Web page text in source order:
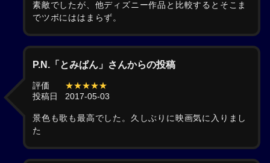
素敵でしたが、他ディズニー作品と比較するとそこま
でツボにははまらず。
P.N.「とみぱん」さんからの投稿
評価
★★★★★
投稿日
2017-05-03
景色も歌も最高でした。久しぶりに映画気に入りまし
た